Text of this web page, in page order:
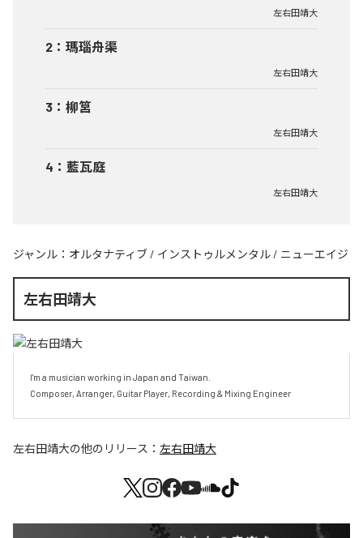
左右田靖大
2 ： 瑪瑙舟渠
左右田靖大
3 ： 柳筥
左右田靖大
4 ： 藍瓦庭
左右田靖大
ジャンル： オルタナティブ / インストゥルメンタル / ニューエイジ
左右田靖大
I'm a musician working in Japan and Taiwan.
Composer, Arranger, Guitar Player, Recording & Mixing Engineer
左右田靖大の他のリリース： 左右田靖大